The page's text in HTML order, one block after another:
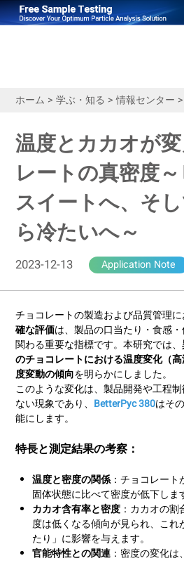
ホーム > 学ぶ・知る >情報センター >
温度とカカオが
レートの真密度
スイートへ、そ
ら冷たいへ～
2023-12-13 Application Note
チョコレートの製造および品質管理に
確な評価は、製品の口当たり・食感
関わる重要な指標です。本研究では、
のチョコレートにおける温度変化（
度変動の傾向を明らかにしました。
このような変化は、製品開発や工程
ない現象であり、 BetterPyc 380はそ
能にします。
特長と測定結果の考察：
温度と密度の関係：チョコレート
固体状態に比べて密度が低下しま
カカオ含有率と密度：カカオの割
度は低くなる傾向が見られ、これ
たり」に影響を与えます。
官能特性との関連：密度の変化は